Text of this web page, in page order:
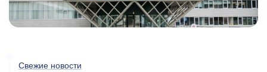
Свежие новости